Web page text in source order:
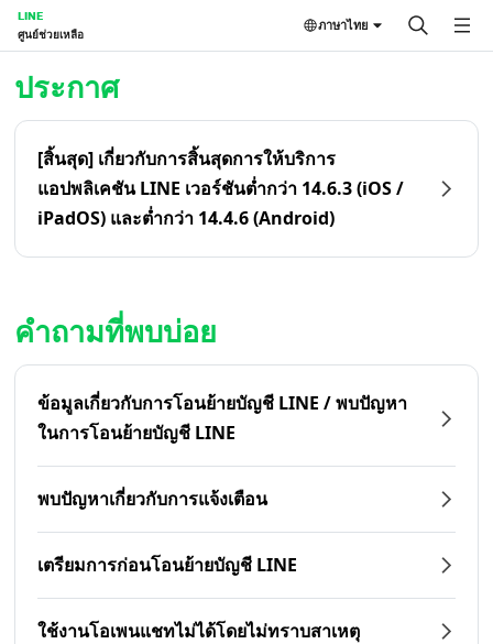
LINE
ศูนย์ช่วยเหลือ
ภาษาไทย
ประกาศ
[สิ้นสุด] เกี่ยวกับการสิ้นสุดการให้บริการ
แอปพลิเคชัน LINE เวอร์ชันต่ำกว่า 14.6.3 (iOS /
iPadOS) และต่ำกว่า 14.4.6 (Android)
คำถามที่พบบ่อย
ข้อมูลเกี่ยวกับการโอนย้ายบัญชี LINE / พบปัญหา
ในการโอนย้ายบัญชี LINE
พบปัญหาเกี่ยวกับการแจ้งเตือน
เตรียมการก่อนโอนย้ายบัญชี LINE
ใช้งานโอเพนแชทไม่ได้โดยไม่ทราบสาเหตุ